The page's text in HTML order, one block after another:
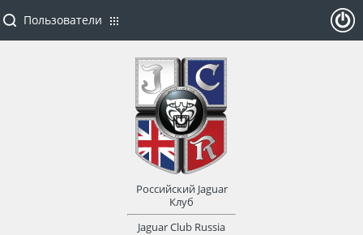
Пользователи
Российский Jaguar
Клуб
Jaguar Club Russia